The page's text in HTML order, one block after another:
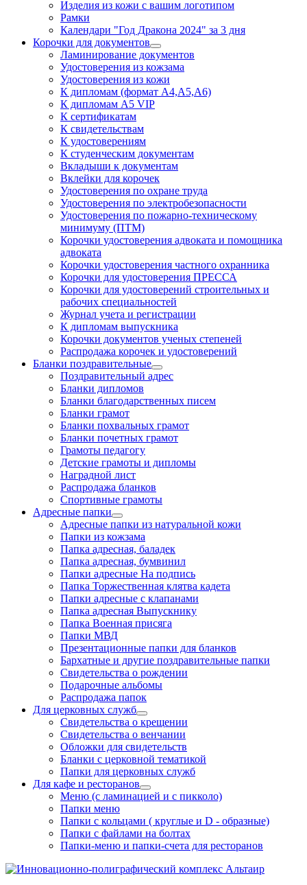
Изделия из кожи с вашим логотипом
Рамки
Календари "Год Дракона 2024" за 3 дня
Корочки для документов
Ламинирование документов
Удостоверения из кожзама
Удостоверения из кожи
К дипломам (формат А4,А5,А6)
К дипломам А5 VIP
К сертификатам
К свидетельствам
К удостоверениям
К студенческим документам
Вкладыши к документам
Вклейки для корочек
Удостоверения по охране труда
Удостоверения по электробезопасности
Удостоверения по пожарно-техническому
минимуму (ПТМ)
Корочки удостоверения адвоката и помощника
адвоката
Корочки удостоверения частного охранника
Корочки для удостоверения ПРЕССА
Корочки для удостоверений строительных и
рабочих специальностей
Журнал учета и регистрации
К дипломам выпускника
Корочки документов ученых степеней
Распродажа корочек и удостоверений
Бланки поздравительные
Поздравительный адрес
Бланки дипломов
Бланки благодарственных писем
Бланки грамот
Бланки похвальных грамот
Бланки почетных грамот
Грамоты педагогу
Детские грамоты и дипломы
Наградной лист
Распродажа бланков
Спортивные грамоты
Адресные папки
Адресные папки из натуральной кожи
Папки из кожзама
Папка адресная, баладек
Папка адресная, бумвинил
Папки адресные На подпись
Папка Торжественная клятва кадета
Папки адресные с клапанами
Папка адресная Выпускнику
Папка Военная присяга
Папки МВД
Презентационные папки для бланков
Бархатные и другие поздравительные папки
Свидетельства о рождении
Подарочные альбомы
Распродажа папок
Для церковных служб
Свидетельства о крещении
Свидетельства о венчании
Обложки для свидетельств
Бланки с церковной тематикой
Папки для церковных служб
Для кафе и ресторанов
Меню (с ламинацией и с пикколо)
Папки меню
Папки с кольцами ( круглые и D - образные)
Папки с файлами на болтах
Папки-меню и папки-счета для ресторанов